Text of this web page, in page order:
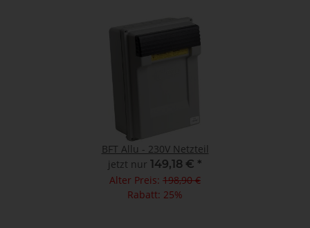
BFT Allu - 230V Netzteil
jetzt nur 149,18 € *
Alter Preis: 198,90 €
Rabatt: 25%